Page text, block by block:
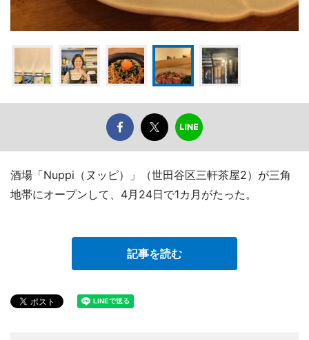
酒場「Nuppi（ヌッピ）」（世田谷区三軒茶屋2）が三角
地帯にオープンして、4月24日で1カ月がたった。
記事を読む